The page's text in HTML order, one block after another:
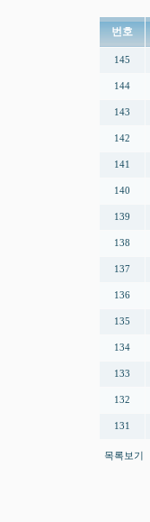
번호
145
144
143
142
141
140
139
138
137
136
135
134
133
132
131
목록보기